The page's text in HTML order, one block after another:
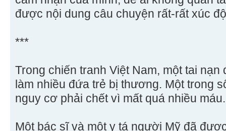
được nội dung câu chuyện rất-rất xúc
***
Trong chiến tranh Việt Nam, một tai
làm nhiều đứa trẻ bị thương. Một trong
nguy cơ phải chết vì mất quá nhiều máu.
Một bác sĩ và một y tá người Mỹ đã